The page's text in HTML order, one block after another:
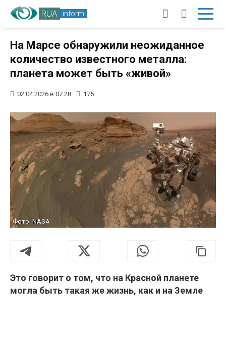
RUA inform
На Марсе обнаружили неожиданное
количество известного металла:
планета может быть «живой»
02.04.2026 в 07:28 175
Фото: NASA
Это говорит о том, что на Красной планете
могла быть такая же жизнь, как и на Земле